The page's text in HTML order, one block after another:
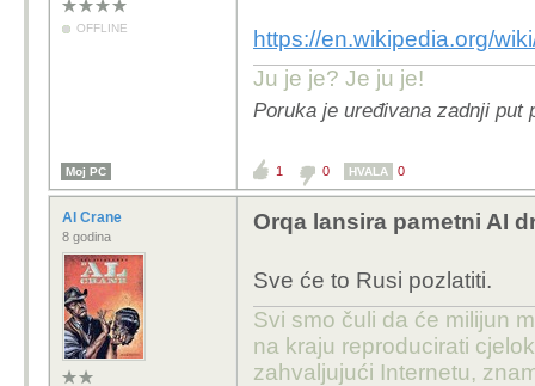
OFFLINE
https://en.wikipedia.org/
Ju je je? Je ju je!
Poruka je uređivana zadnji put
Moj PC 1 0 HVALA 0
Al Crane
8 godina
Orqa lansira pametni AI
Sve će to Rusi pozlatiti.
Svi smo čuli da će milijun
na kraju reproducirati
zahvaljujući Internetu,